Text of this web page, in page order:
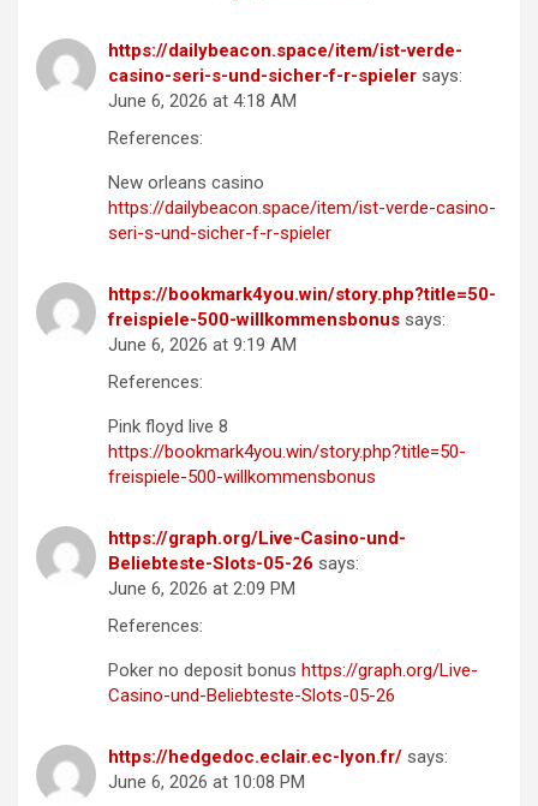
https://dailybeacon.space/item/ist-verde-
casino-seri-s-und-sicher-f-r-spieler says:
June 6, 2026 at 4:18 AM
References:
New orleans casino
https://dailybeacon.space/item/ist-verde-casino-
seri-s-und-sicher-f-r-spieler
https://bookmark4you.win/story.php?title=50-
freispiele-500-willkommensbonus says:
June 6, 2026 at 9:19 AM
References:
Pink floyd live 8
https://bookmark4you.win/story.php?title=50-
freispiele-500-willkommensbonus
https://graph.org/Live-Casino-und-
Beliebteste-Slots-05-26 says:
June 6, 2026 at 2:09 PM
References:
Poker no deposit bonus https://graph.org/Live-
Casino-und-Beliebteste-Slots-05-26
https://hedgedoc.eclair.ec-lyon.fr/ says:
June 6, 2026 at 10:08 PM